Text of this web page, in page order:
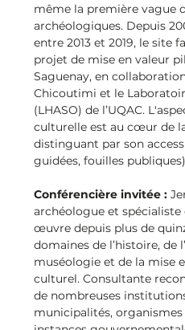
même la première vague
archéologiques. Depuis
entre 2013 et 2019, le site
projet de mise en valeur
Saguenay, en
Chicoutimi et le
(LHASO) de l’UQAC.
culturelle est au cœur de
distinguant par son
guidées, fouilles
Conférencière invitée :
archéologue et
œuvre depuis plus de
domaines de l’histoire, de
muséologie et de la mise
culturel. Consultante
de nombreuses
municipalités,